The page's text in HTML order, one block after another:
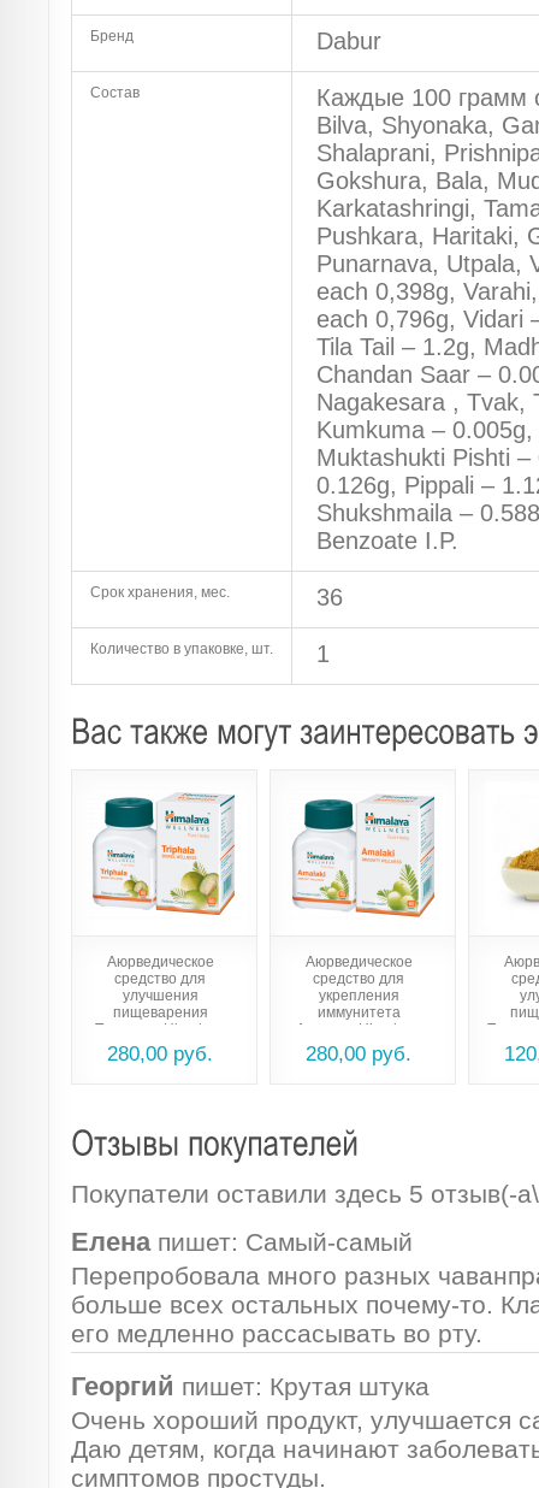
Бренд Dabur
Состав
Каждые 100 грамм
Bilva, Shyonaka,
Shalaprani,
Gokshura, Bala,
Karkatashringi,
Pushkara, Haritaki,
Punarnava, Utpala,
each 0,398g,
each 0,796g, Vidari
Tila Tail – 1.2g,
Chandan Saar –
Nagakesara , Tvak,
Kumkuma –
Muktashukti Pishti
0.126g, Pippali –
Shukshmaila –
Benzoate I.P.
Срок хранения, мес. 36
Количество в упаковке, шт. 1
Аюрведическое
средство для
улучшения
пищеварения
Трипхала Himalaya
Triphala
280,00 руб.
Аюрведическое
средство для
укрепления
иммунитета
Амалаки Himalaya
Amalaki
280,00 руб.
Покупатели оставили здесь 5 отзыв(-
Еленапишет: Самый-самый
Перепробовала много разных
больше всех остальных почему-то.
его медленно рассасывать во рту.
Георгий пишет: Крутая штука
Очень хороший продукт, улучшается
Даю детям, когда начинают
симптомов простуды.